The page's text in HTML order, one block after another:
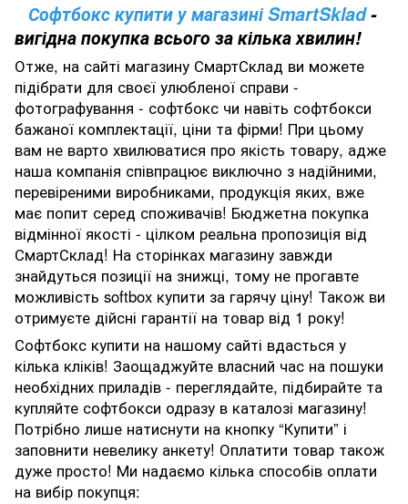
Софтбокс купити у магазині SmartSklad-
вигідна покупка всього за кілька хвилин!
Отже, на сайті магазину СмартСклад ви можете
підібрати для своєї улюбленої справи -
фотографування - софтбокс чи навіть софтбокси
бажаної комплектації, ціни та фірми! При цьому
вам не варто хвилюватися про якість товару, адже
наша компанія співпрацює виключно з надійними,
перевіреними виробниками, продукція яких, вже
має попит серед споживачів! Бюджетна покупка
відмінної якості - цілком реальна пропозиція від
СмартСклад! На сторінках магазину завжди
знайдуться позиції на знижці, тому не прогавте
можливість softbox купити за гарячу ціну! Також ви
отримуєте дійсні гарантії на товар від 1 року!
Софтбокс купити на нашому сайті вдасться у
кілька кліків! Заощаджуйте власний час на пошуки
необхідних приладів - переглядайте, підбирайте та
купляйте софтбокси одразу в каталозі магазину!
Потрібно лише натиснути на кнопку “Купити” і
заповнити невелику анкету! Оплатити товар також
дуже просто! Ми надаємо кілька способів оплати
на вибір покупця: